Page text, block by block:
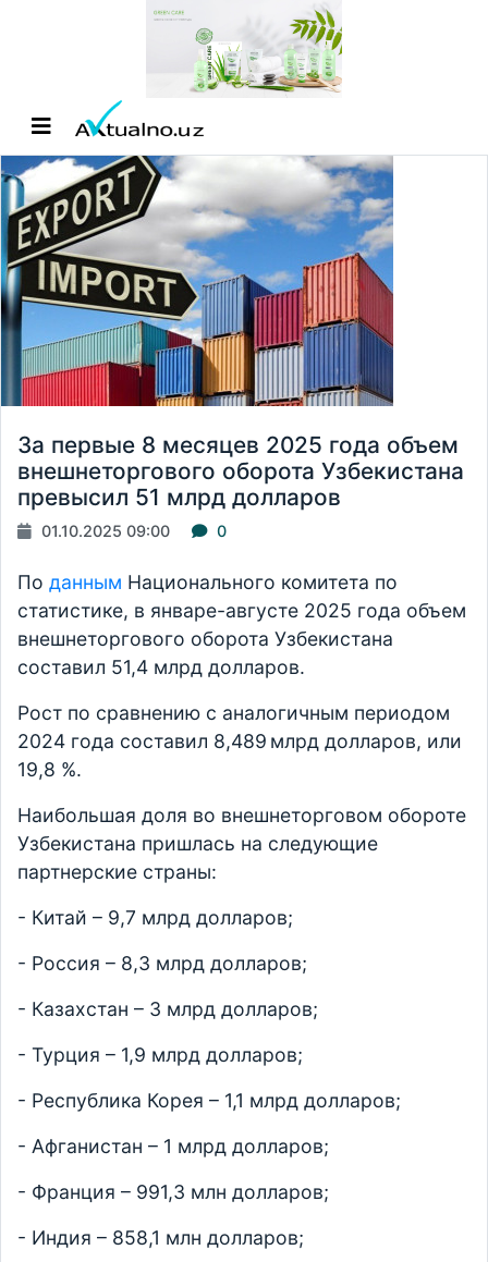
За первые 8 месяцев 2025 года объем
внешнеторгового оборота Узбекистана
превысил 51 млрд долларов
01.10.2025 09:00 0
По данным Национального комитета по
статистике, в январе-августе 2025 года объем
внешнеторгового оборота Узбекистана
составил 51,4 млрд долларов.
Рост по сравнению с аналогичным периодом
2024 года составил 8,489 млрд долларов, или
19,8 %.
Наибольшая доля во внешнеторговом обороте
Узбекистана пришлась на следующие
партнерские страны:
- Китай – 9,7 млрд долларов;
- Россия – 8,3 млрд долларов;
- Казахстан – 3 млрд долларов;
- Турция – 1,9 млрд долларов;
- Республика Корея – 1,1 млрд долларов;
- Афганистан – 1 млрд долларов;
- Франция – 991,3 млн долларов;
- Индия – 858,1 млн долларов;